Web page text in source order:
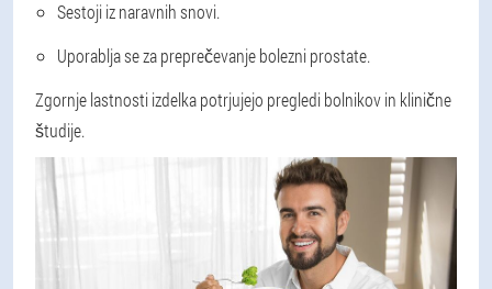
Sestoji iz naravnih snovi.
Uporablja se za preprečevanje bolezni prostate.
Zgornje lastnosti izdelka potrjujejo pregledi bolnikov in klinične
študije.